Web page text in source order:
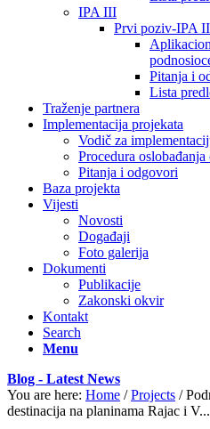
IPA III
Prvi poziv-IPA
Pitanja i
Lista
Traženje partnera
Implementacija projekata
Vodič za
Procedura
Pitanja i odgovori
Baza projekta
Vijesti
Novosti
Događaji
Foto galerija
Dokumenti
Publikacije
Zakonski okvir
Kontakt
Search
Menu
Blog - Latest News
You are here: Home / Projects /
destinacija na planinama Rajac i V...